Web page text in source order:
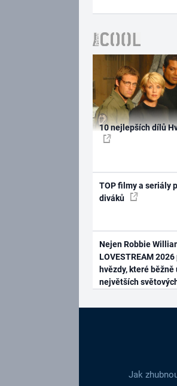
10 nejlepších dílů
TOP filmy a seriály
diváků
Nejen Robbie
LOVESTREAM
hvězdy, které
největších
Jak